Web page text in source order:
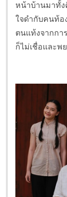
หน้าบ้านมาทั้ง
ใจดำกับคนท้อ
ตนแท้งจากกา
ก็ไม่เชื่อและพ